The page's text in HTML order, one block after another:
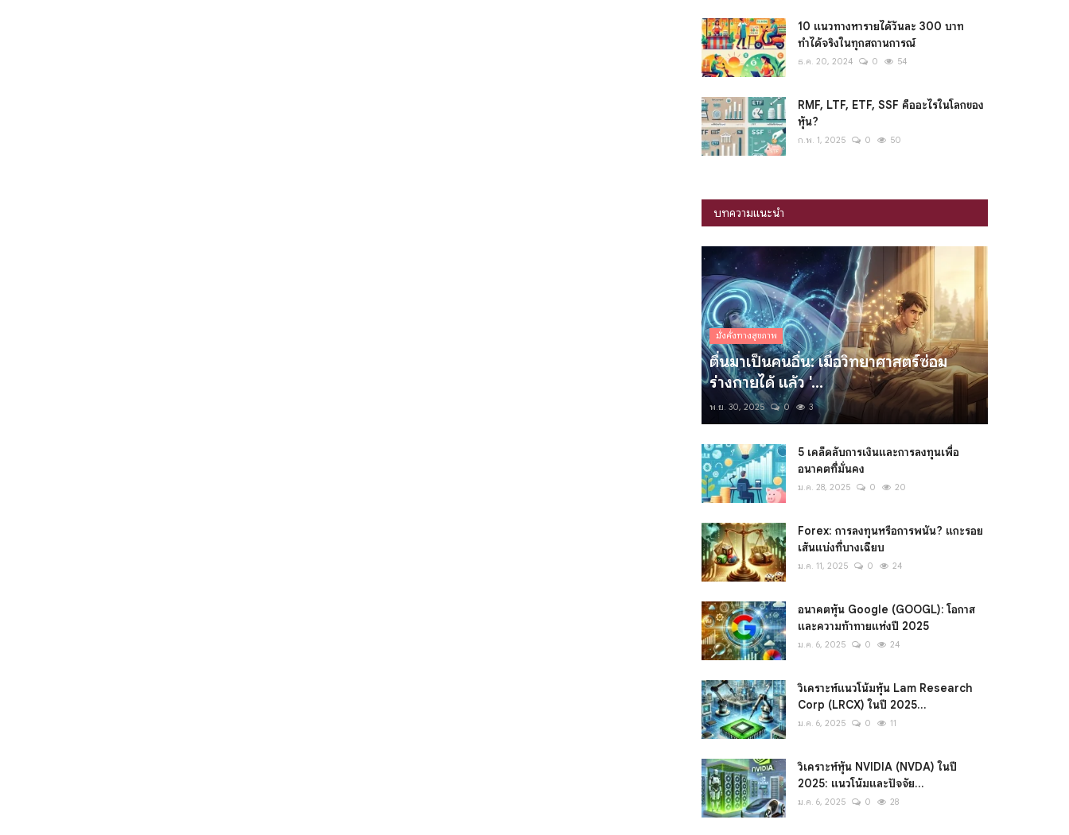
10 แนวทางหารายได้วันละ 300 บาท
ทำได้จริงในทุกสถานการณ์
ธ.ค. 20, 2024 0 54
RMF, LTF, ETF, SSF คืออะไรในโลกของ
หุ้น?
ก.พ. 1, 2025 0 50
บทความแนะนำ
มั่งคั่งทางสุขภาพ
ตื่นมาเป็นคนอื่น: เมื่อวิทยาศาสตร์ซ่อม
ร่างกายได้ แล้ว '...
พ.ย. 30, 2025 0 3
5 เคล็ดลับการเงินและการลงทุนเพื่อ
อนาคตที่มั่นคง
ม.ค. 28, 2025 0 20
Forex: การลงทุนหรือการพนัน? แกะรอย
เส้นแบ่งที่บางเฉียบ
ม.ค. 11, 2025 0 24
อนาคตหุ้น Google (GOOGL): โอกาส
และความท้าทายแห่งปี 2025
ม.ค. 6, 2025 0 24
วิเคราะห์แนวโน้มหุ้น Lam Research
Corp (LRCX) ในปี 2025...
ม.ค. 6, 2025 0 11
วิเคราะห์หุ้น NVIDIA (NVDA) ในปี
2025: แนวโน้มและปัจจัย...
ม.ค. 6, 2025 0 28